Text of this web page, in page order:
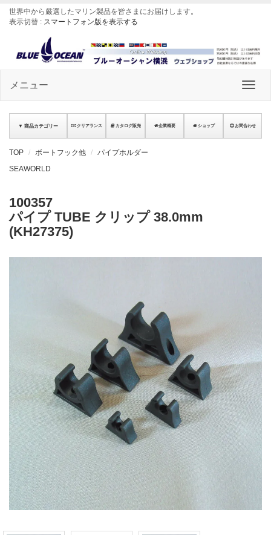
世界中から厳選したマリン製品を皆さまにお届けします。
表示切替 : スマートフォン版を表示する
メニュー
▼ 商品カテゴリー クリアランス カタログ販売 企業概要 ショップ お問合わせ
TOP ボートフック他
パイプホルダー
SEAWORLD
100357
パイプ TUBE クリップ 38.0mm
(KH27375)